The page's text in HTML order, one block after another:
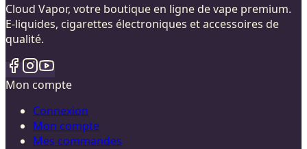
Cloud Vapor, votre boutique en ligne de vape premium.
E-liquides, cigarettes électroniques et accessoires de
qualité.
Mon compte
Connexion
Mon compte
Mes commandes